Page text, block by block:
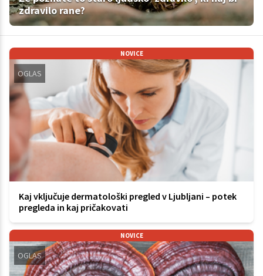
zdravilo rane?
NOVICE
OGLAS
Kaj vključuje dermatološki pregled v Ljubljani – potek
pregleda in kaj pričakovati
NOVICE
OGLAS